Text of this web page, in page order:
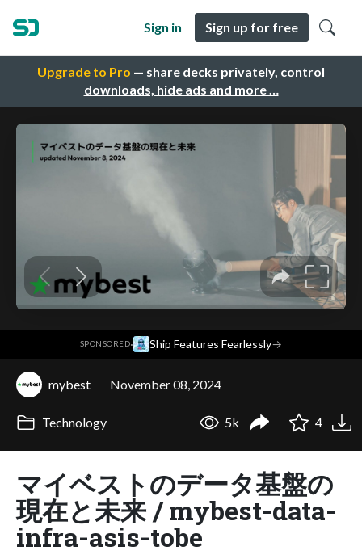
Upgrade to Pro — share decks privately, control
downloads, hide ads and more …
Sign in Sign up for free
SPONSORED· Ship Features Fearlessly→
mybest November 08, 2024
Technology 5k 4
マイベストのデータ基盤の
現在と未来 / mybest-data-
infra-asis-tobe